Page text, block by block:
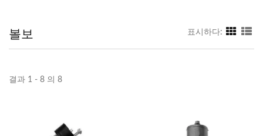
볼보 표시하다:
결과 1 - 8 의 8